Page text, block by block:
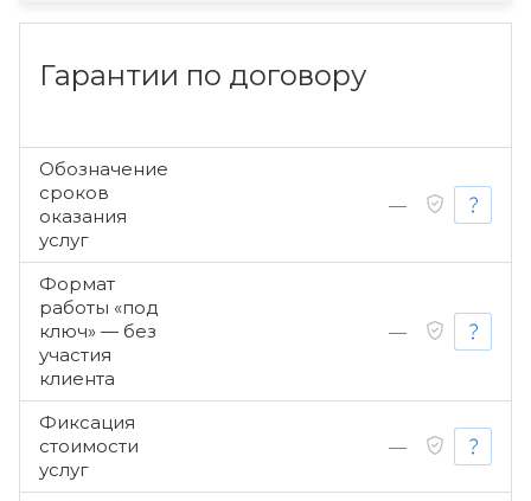
Гарантии по договору
Обозначение
сроков
оказания
услуг
—
Формат
работы «под
ключ» — без
участия
клиента
—
Фиксация
стоимости
услуг
—